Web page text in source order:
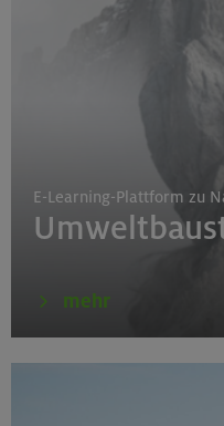
E-Learning-Plattform zu
mehr